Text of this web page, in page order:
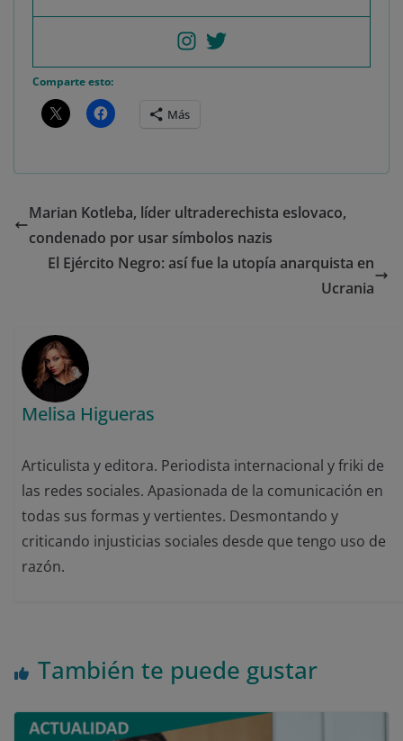
Comparte esto:
Más
Marian Kotleba, líder ultraderechista eslovaco,
condenado por usar símbolos nazis
El Ejército Negro: así fue la utopía anarquista en
Ucrania
Melisa Higueras
Articulista y editora. Periodista internacional y friki de
las redes sociales. Apasionada de la comunicación en
todas sus formas y vertientes. Desmontando y
criticando injusticias sociales desde que tengo uso de
razón.
También te puede gustar